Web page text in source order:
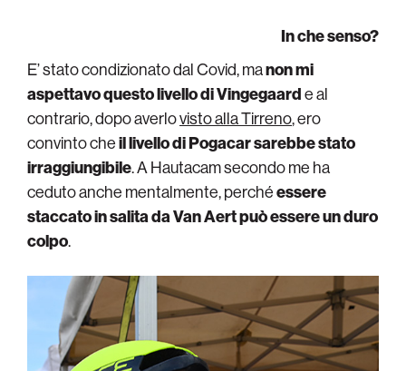
In che senso?
E’ stato condizionato dal Covid, manon mi
aspettavo questo livello di Vingegaarde al
contrario, dopo averlovisto alla Tirreno, ero
convinto cheil livello di Pogacar sarebbe stato
irraggiungibile. A Hautacam secondo me ha
ceduto anche mentalmente, perchéessere
staccato in salita da Van Aert può essere un duro
colpo.